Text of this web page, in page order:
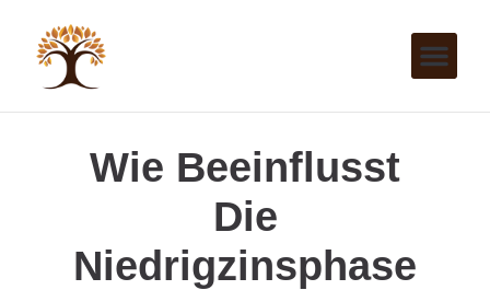
Wie Beeinflusst
Die
Niedrigzinsphase